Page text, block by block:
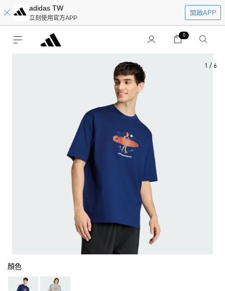
adidas TW
立刻使用官方APP
開啟APP
0
1 / 6
顏色